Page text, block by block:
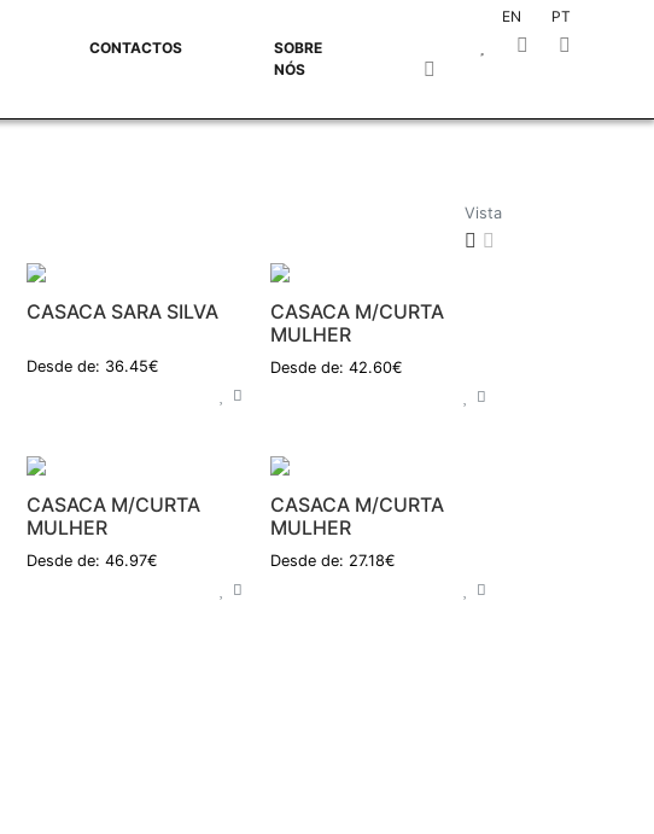
EN
PT
CONTACTOS
SOBRE
NÓS
Vista
CASACA SARA SILVA
Desde de: 36.45€
CASACA M/CURTA
MULHER
Desde de: 42.60€
CASACA M/CURTA
MULHER
Desde de: 46.97€
CASACA M/CURTA
MULHER
Desde de: 27.18€